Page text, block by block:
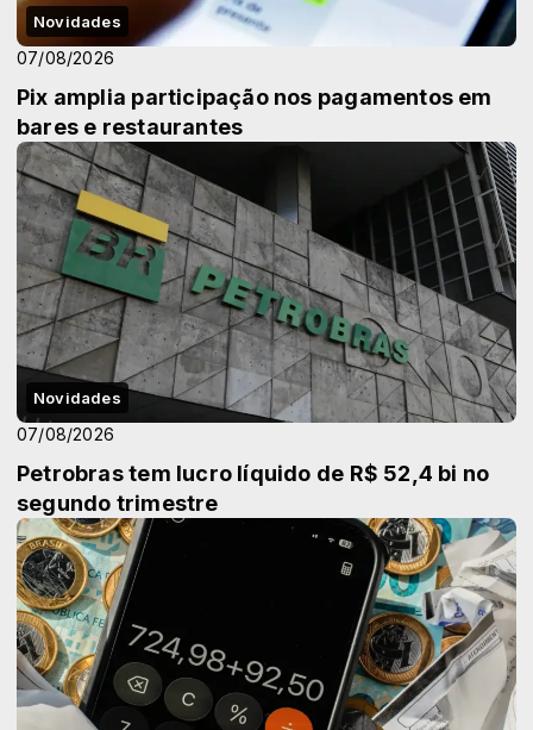
Novidades
07/08/2026
Pix amplia participação nos pagamentos em
bares e restaurantes
Novidades
07/08/2026
Petrobras tem lucro líquido de R$ 52,4 bi no
segundo trimestre